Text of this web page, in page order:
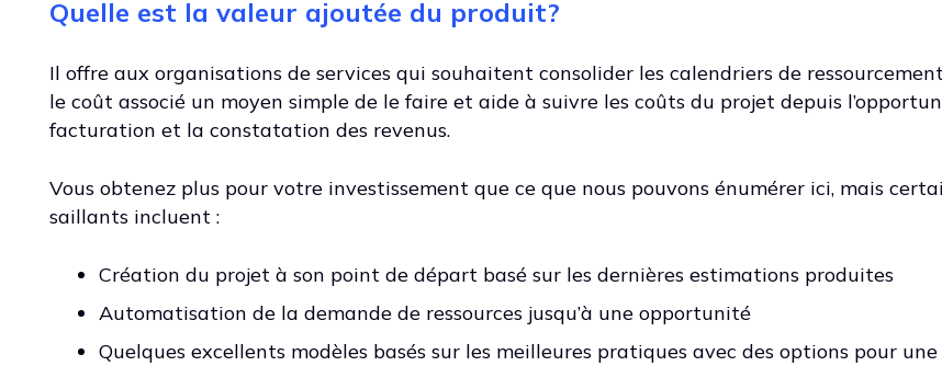
Quelle est la valeur ajoutée du produit?
Il offre aux organisations de services qui souhaitent consolider les calendriers de
le coût associé un moyen simple de le faire et aide à suivre les coûts du projet depuis
facturation et la constatation des revenus.
Vous obtenez plus pour votre investissement que ce que nous pouvons énumérer ici, mais
saillants incluent :
Création du projet à son point de départ basé sur les dernières estimations produites
Automatisation de la demande de ressources jusqu’à une opportunité
Quelques excellents modèles basés sur les meilleures pratiques avec des options pour